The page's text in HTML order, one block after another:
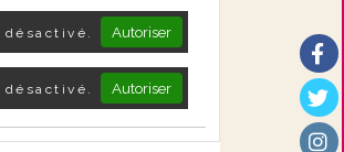
désactivé. Autoriser
désactivé. Autoriser